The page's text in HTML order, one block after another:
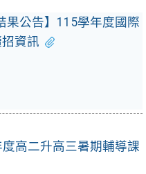
果公告】115學年度國際
資訊
高二升高三暑期輔導課